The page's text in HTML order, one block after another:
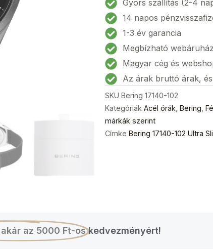
Slim
Uniszex
40mm
3ATM
mennyiség
Gyors szállítás (2-4
14 napos
1-3 év garancia
Megbízható webáruház
Magyar cég és
Az árak bruttó árak,
SKU Bering 17140-102
Kategóriák Acél órák Bering
márkák szerint
Címke Bering 17140-102 Ultra
az 5000 Ft-os kedvezményért!